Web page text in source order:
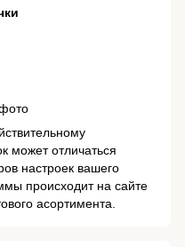
может отличаться
настроек вашего
происходит на сайте
асортимента.